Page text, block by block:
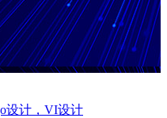
设计，VI设计